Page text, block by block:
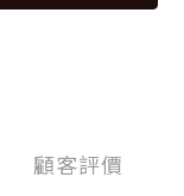
顧客評價